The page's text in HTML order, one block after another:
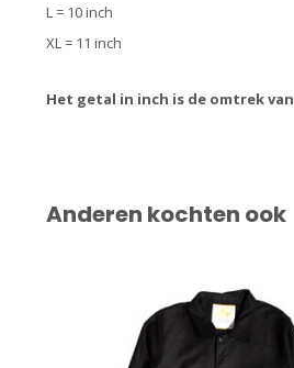
L = 10 inch
XL = 11 inch
Het getal in inch is de omtrek
Anderen kochten ook